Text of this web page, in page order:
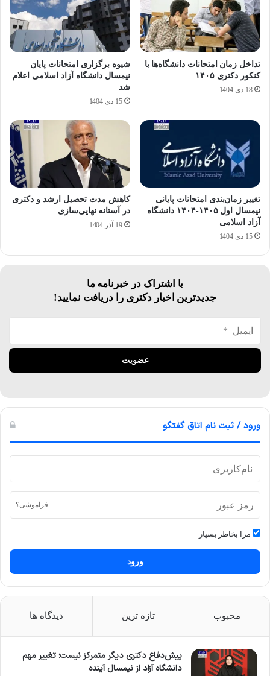
تداخل زمان امتحانات دانشگاه‌ها با
کنکور دکتری ۱۴۰۵
18 دی 1404
شیوه برگزاری امتحانات پایان
نیمسال دانشگاه آزاد اسلامی اعلام
شد
15 دی 1404
تغییر زمان‌بندی امتحانات پایانی
نیمسال اول ۱۴۰۵-۱۴۰۴ دانشگاه
آزاد اسلامی
15 دی 1404
کاهش مدت تحصیل ارشد و دکتری
در آستانه نهایی‌سازی
19 آذر 1404
با اشتراک در خبرنامه ما
جدیدترین اخبار دکتری را دریافت نمایید!
ورود / ثبت نام اتاق گفتگو
فراموشی؟
مرا بخاطر بسپار
ورود
محبوب تازه ترین دیدگاه ها
پیش‌دفاع دکتری دیگر متمرکز نیست؛ تغییر مهم
دانشگاه آزاد از نیمسال آینده